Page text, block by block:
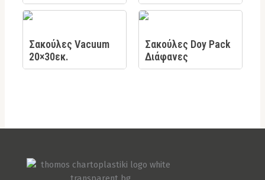
Σακούλες Vacuum
20×30εκ.
Σακούλες Doy Pack
Διάφανες